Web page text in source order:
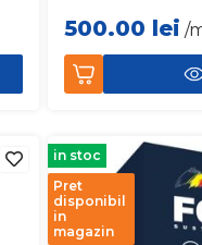
500.00 lei /
in stoc
Pret
disponibil
in
magazin